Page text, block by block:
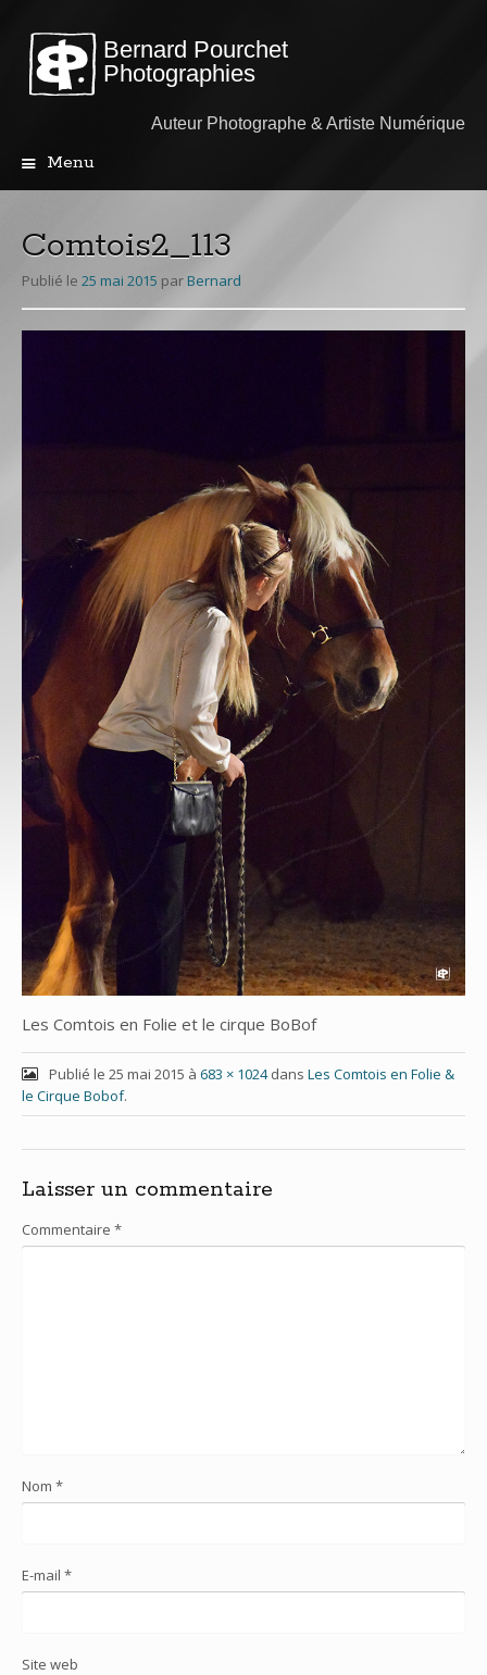
Bernard Pourchet
Photographies
Auteur Photographe & Artiste Numérique
Menu
principal
Comtois2_113
Publié le 25 mai 2015 par Bernard
Les Comtois en Folie et le cirque BoBof
Publié le 25 mai 2015 à 683 × 1024dans Les Comtois en Folie &
le Cirque Bobof.
Laisser un commentaire
Commentaire *
Nom *
E-mail *
Site web